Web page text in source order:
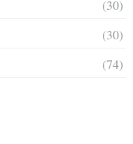
(30)
(30)
(74)